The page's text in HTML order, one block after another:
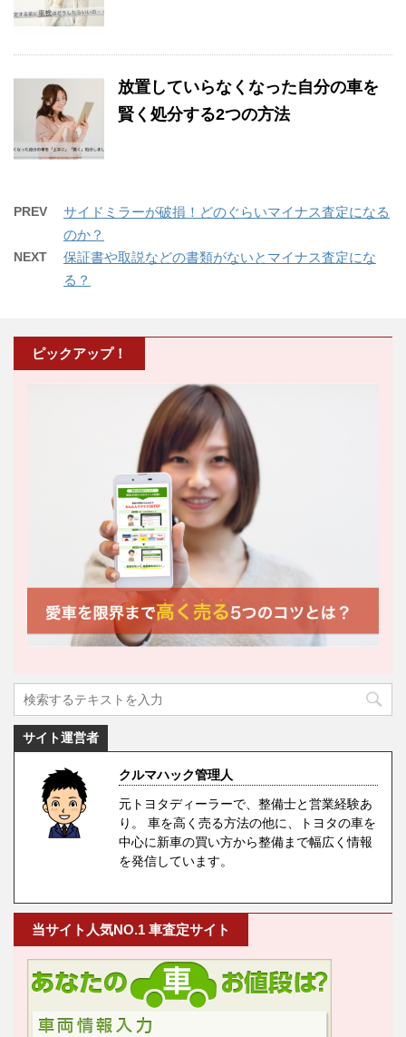
放置していらなくなった自分の車を
賢く処分する2つの方法
PREV
サイドミラーが破損！どのぐらいマイナス査定になる
のか？
NEXT
保証書や取説などの書類がないとマイナス査定にな
る？
ピックアップ！
サイト運営者
クルマハック管理人
元トヨタディーラーで、整備士と営業経験あ
り。 車を高く売る方法の他に、トヨタの車を
中心に新車の買い方から整備まで幅広く情報
を発信しています。
当サイト人気NO.1 車査定サイト